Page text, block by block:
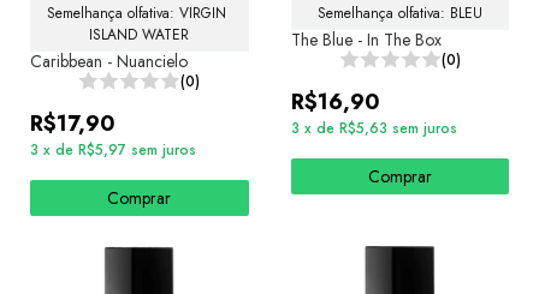
Semelhança olfativa: VIRGIN
ISLAND WATER
Caribbean - Nuancielo
(0)
R$17,90
3 x de R$5,97 sem juros
Comprar
Semelhança olfativa: BLEU
The Blue - In The Box
(0)
R$16,90
3 x de R$5,63 sem juros
Comprar